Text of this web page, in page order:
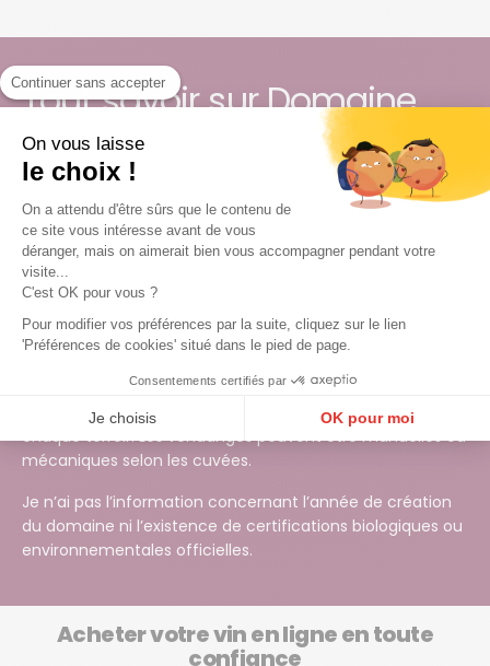
Continuer sans accepter
On vous laisse
le choix !
On a attendu d'être sûrs que le contenu de
ce site vous intéresse avant de vous
déranger, mais on aimerait bien vous accompagner pendant votre
visite...
C'est OK pour vous ?
Pour modifier vos préférences par la suite, cliquez sur le lien
'Préférences de cookies' situé dans le pied de page.
Consentements certifiés par
Je choisis OK pour moi
Axeptio consent
Plateforme de Gestion du Consentement : Personnalisez vos Options
Tout savoir sur Domaine
Cauvard
Le Domaine Cauvard est un domaine viticole familial
implanté à Beaune, en Bourgogne. Il exploite environ dix-
huit hectares de vignes répartis sur plusieurs communes
de la Côte de Beaune, avec des appellations telles que
Beaune, Pommard, Volnay, Aloxe-Corton, Corton-
Charlemagne et Hautes-Côtes de Beaune.
avec une attention portée au travail de la vigne et à des
vinifications par parcelles afin de préserver l’identité de
chaque terroir. Les vendanges peuvent être manuelles ou
mécaniques selon les cuvées.
Je n’ai pas l’information concernant l’année de création
du domaine ni l’existence de certifications biologiques ou
environnementales officielles.
Acheter votre vin en ligne en toute
confiance